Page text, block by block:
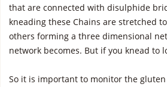
that are connected with disulphide
kneading these Chains are stretched
others forming a three dimensional
network becomes. But if you knead to
So it is important to monitor the